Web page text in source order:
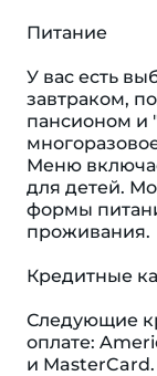
Питание
У вас есть
завтраком,
пансионом и
Меню
для детей.
формы
проживания.
Кредитные
Следующие
оплате:
и MasterCard.